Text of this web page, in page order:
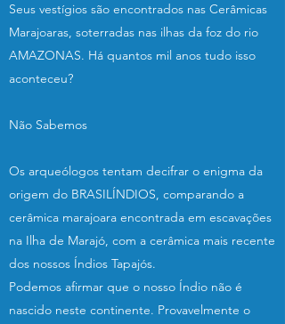
Seus vestígios são encontrados nas Cerâmicas
Marajoaras, soterradas nas ilhas da foz do rio
AMAZONAS. Há quantos mil anos tudo isso
aconteceu?
Não Sabemos
Os arqueólogos tentam decifrar o enigma da
origem do BRASILÍNDIOS, comparando a
cerâmica marajoara encontrada em escavações
na Ilha de Marajó, com a cerâmica mais recente
dos nossos Índios Tapajós.
Podemos afirmar que o nosso Índio não é
nascido neste continente. Provavelmente o